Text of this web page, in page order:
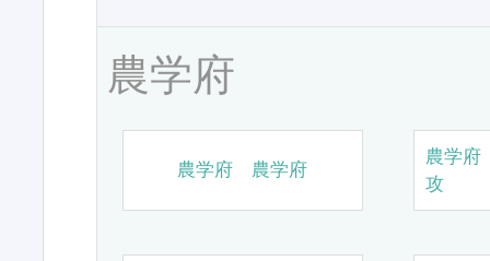
農学府
農学府 農学府
農学
攻